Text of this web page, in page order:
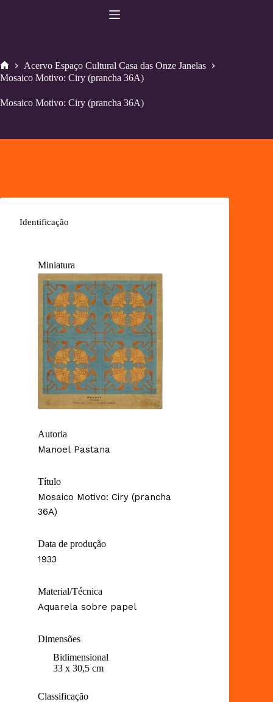
Home
Acervo Espaço Cultural Casa das Onze Janelas
Mosaico Motivo: Ciry (prancha 36A)
Mosaico Motivo: Ciry (prancha 36A)
Identificação
Miniatura
Autoria
Manoel Pastana
Título
Mosaico Motivo: Ciry (prancha
36A)
Data de produção
1933
Material/Técnica
Aquarela sobre papel
Dimensões
Bidimensional
33 x 30,5 cm
Classificação